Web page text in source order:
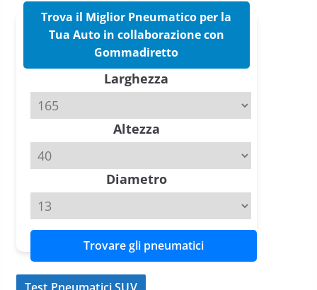
Pirelli P Zero Trofeo RS: per
Tyre Reviews è la gomma semi-
slick da battere
Michelin Pilot Sport 4 S – Test
su Range Rover Sport D350 HST
11 Aprile 2026 15 min read
Trova il Miglior Pneumatico per la
Tua Auto in collaborazione con
Gommadiretto
Larghezza
Altezza
Diametro
Trovare gli pneumatici